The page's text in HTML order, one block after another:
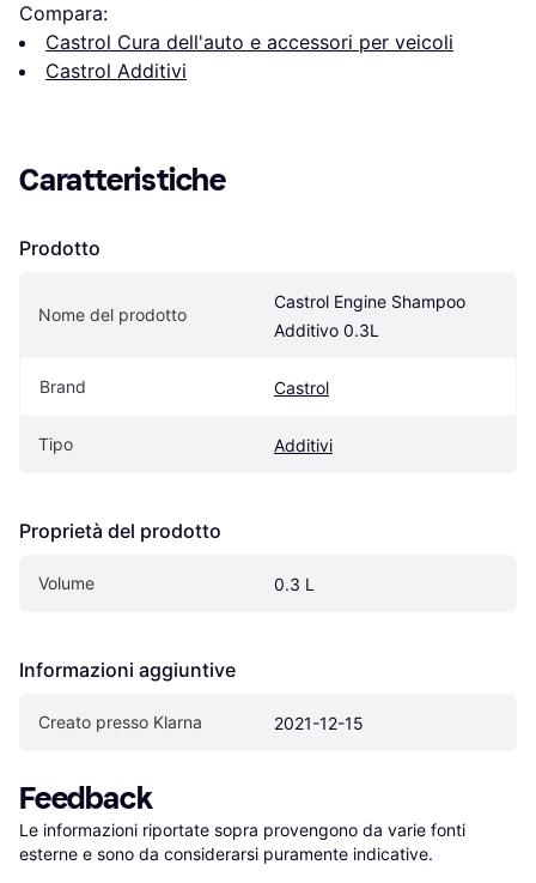
Compara:
Castrol Cura dell'auto e accessori per veicoli
Castrol Additivi
Caratteristiche
Prodotto
Nome del prodotto
Castrol Engine Shampoo
Additivo 0.3L
Brand Castrol
Tipo Additivi
Proprietà del prodotto
Volume 0.3 L
Informazioni aggiuntive
Creato presso Klarna 2021-12-15
Feedback
Le informazioni riportate sopra provengono da varie fonti
esterne e sono da considerarsi puramente indicative.